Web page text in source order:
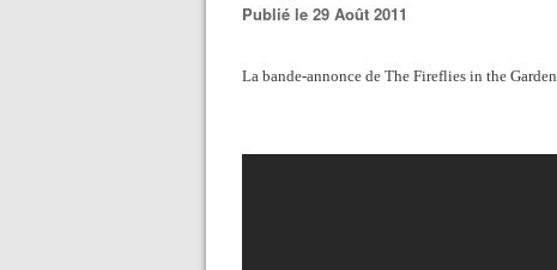
Publié le 29 Août 2011
La bande-annonce de The Fireflies in the Garden